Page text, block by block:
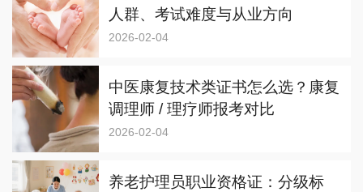
人群、考试难度与从业方向
2026-02-04
中医康复技术类证书怎么选？康复
调理师 / 理疗师报考对比
2026-02-04
养老护理员职业资格证：分级标